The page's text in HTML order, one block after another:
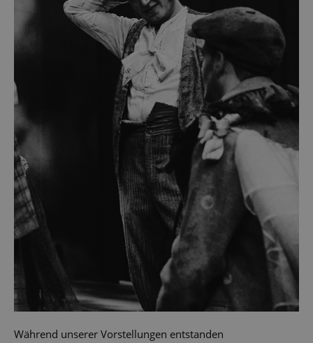
Während unserer Vorstellungen entstanden